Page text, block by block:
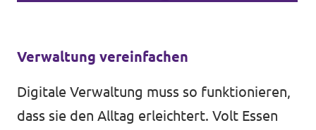
Verwaltung vereinfachen
Digitale Verwaltung muss so funktionieren,
dass sie den Alltag erleichtert. Volt Essen